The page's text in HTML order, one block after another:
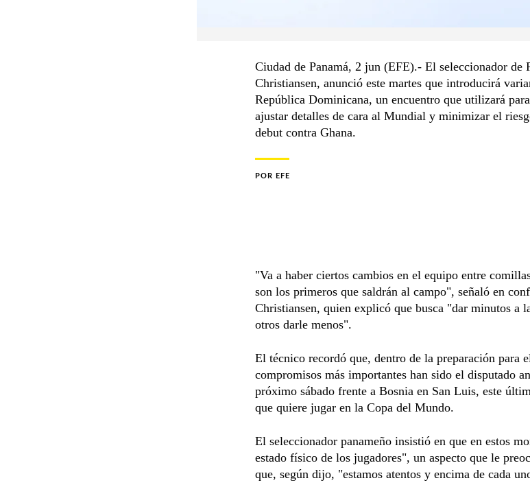
Ciudad de Panamá, 2 jun (EFE).- El seleccionador de
Christiansen, anunció este martes que introducirá
República Dominicana, un encuentro que utilizará
ajustar detalles de cara al Mundial y minimizar el
debut contra Ghana.
POR EFE
"Va a haber ciertos cambios en el equipo entre
son los primeros que saldrán al campo", señaló en
Christiansen, quien explicó que busca "dar minutos a
otros darle menos".
El técnico recordó que, dentro de la preparación para
compromisos más importantes han sido el disputado
próximo sábado frente a Bosnia en San Luis, este
que quiere jugar en la Copa del Mundo.
El seleccionador panameño insistió en que en estos
estado físico de los jugadores", un aspecto que le
que, según dijo, "estamos atentos y encima de cada